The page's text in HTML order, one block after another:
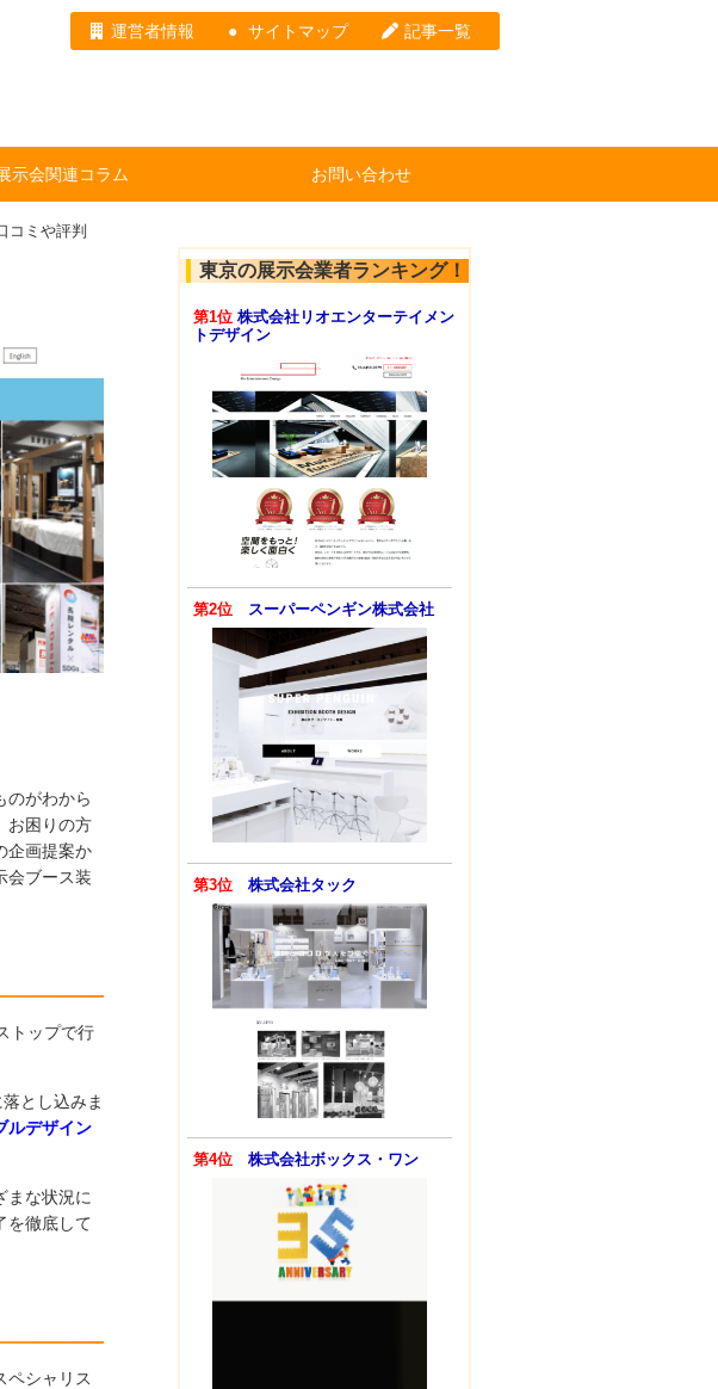
運営者情報 サイトマップ 記事一覧
示会関連コラム お問い合わせ
ミや評判
のがわから
お困りの方
企画提案か
会ブース装
トップで行
とし込みま
ルデザイン
まな状況に
を徹底して
ペシャリス
東京の展示会業者ランキング！
第1位 株式会社リオエンターテイメン
トデザイン
第2位 スーパーペンギン株式会社
第3位 株式会社タック
第4位 株式会社ボックス・ワン